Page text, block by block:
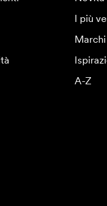
I più
Marchi
A-Z